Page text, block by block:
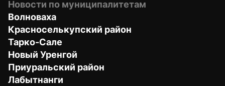
Новости по муниципалитетам
Волноваха
Красноселькупский район
Тарко-Сале
Новый Уренгой
Приуральский район
Лабытнанги